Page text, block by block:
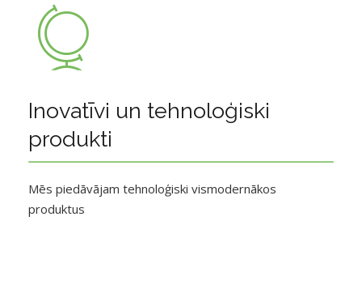
Inovatīvi un tehnoloģiski
produkti
Mēs piedāvājam tehnoloģiski vismodernākos
produktus